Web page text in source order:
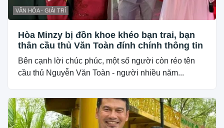
VĂN HÓA - GIẢI TRÍ
Hòa Minzy bị đồn khoe khéo bạn trai, bạn
thân cầu thủ Văn Toàn đính chính thông tin
Bên cạnh lời chúc phúc, một số người còn réo tên
cầu thủ Nguyễn Văn Toàn - người nhiều năm...